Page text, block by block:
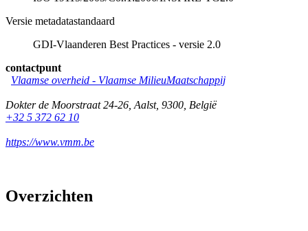
Versie metadatastandaard
GDI-Vlaanderen Best Practices - versie 2.0
contactpunt
Vlaamse overheid - Vlaamse MilieuMaatschappij
Dokter de Moorstraat 24-26 Aalst, 9300 België
+32 5 372 62 10
https://www.vmm.be
Overzichten